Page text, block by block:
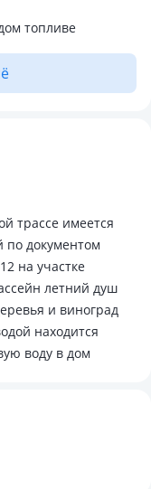
топливе
трассе имеется
документом
на участке
летний душ
и виноград
находится
воду в дом